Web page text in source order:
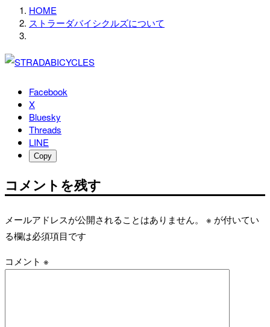
HOME
ストラーダバイシクルズについて
Facebook
X
Bluesky
Threads
LINE
Copy
コメントを残す
メールアドレスが公開されることはありません。 ※ が付いてい
る欄は必須項目です
コメント ※